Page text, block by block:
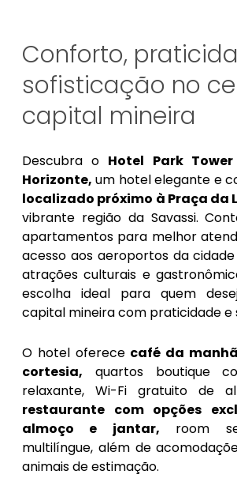
Conforto,
sofisticação no
capital mineira
Descubra o Hotel Park
Horizonte, um hotel elegante e
localizado próximo à Praça da
vibrante região da Savassi.
apartamentos para melhor
acesso aos aeroportos da
atrações culturais e
escolha ideal para quem
capital mineira com praticidade e
O hotel oferece café da
cortesia, quartos boutique
relaxante, Wi-Fi gratuito de
restaurante com opções
almoço e jantar, room
multilíngue, além de
animais de estimação.